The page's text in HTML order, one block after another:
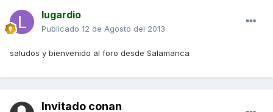
lugardio
Publicado 12 de Agosto del 2013
saludos y bienvenido al foro desde Salamanca
Invitado conan